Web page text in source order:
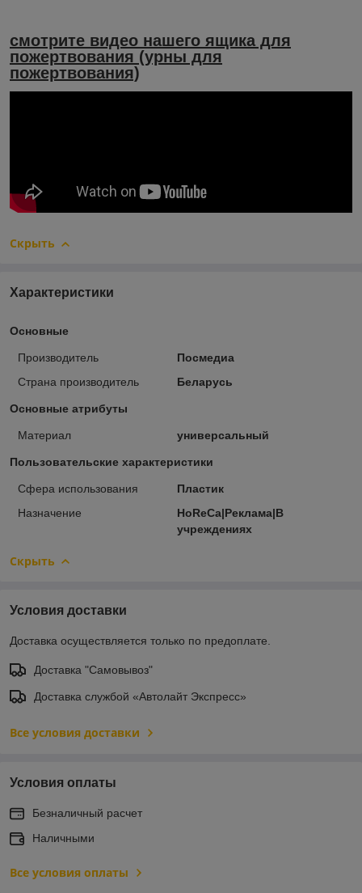
смотрите видео нашего ящика для
пожертвования (урны для
пожертвования)
Скрыть
Характеристики
Основные
Производитель
Посмедиа
Страна производитель
Беларусь
Основные атрибуты
Материал универсальный
Пользовательские характеристики
Сфера использования
Пластик
Назначение
HoReCa|Реклама|В
учреждениях
Скрыть
Условия доставки
Доставка осуществляется только по предоплате.
Доставка "Самовывоз"
Доставка службой «Автолайт Экспресс»
Все условия доставки
Условия оплаты
Безналичный расчет
Наличными
Все условия оплаты